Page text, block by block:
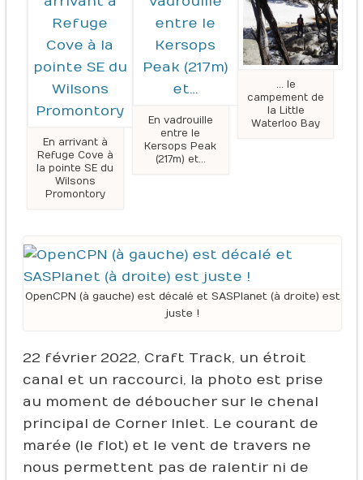
En arrivant à
Refuge Cove à
la pointe SE du
Wilsons
Promontory
En vadrouille
entre le
Kersops Peak
(217m) et…
… le
campement de
la Little
Waterloo Bay
OpenCPN (à gauche) est décalé et SASPlanet (à droite) est
juste !
22 février 2022, Craft Track, un étroit
canal et un raccourci, la photo est prise
au moment de déboucher sur le chenal
principal de Corner Inlet. Le courant de
marée (le flot) et le vent de travers ne
nous permettent pas de ralentir ni de